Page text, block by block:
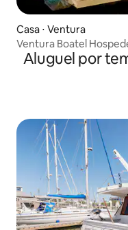
Casa ⋅ Ventura
Ventura Boatel
Ventura!
Aluguel por